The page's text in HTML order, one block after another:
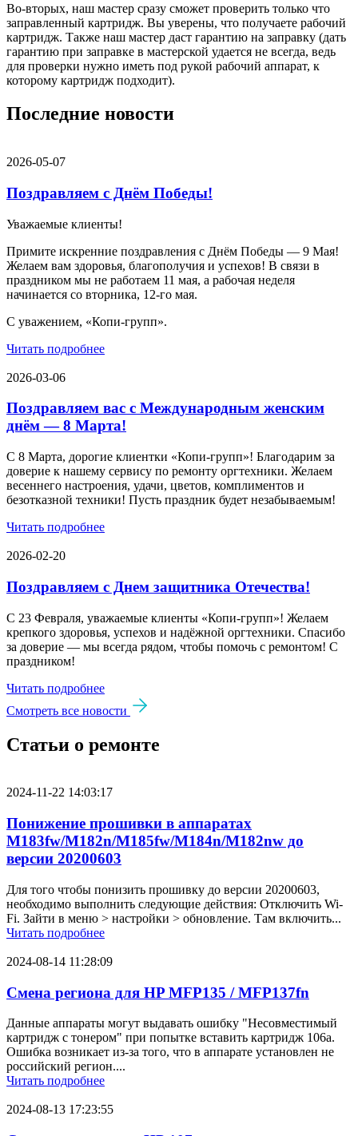
Во-вторых, наш мастер сразу сможет проверить только что
заправленный картридж. Вы уверены, что получаете рабочий
картридж. Также наш мастер даст гарантию на заправку (дать
гарантию при заправке в мастерской удается не всегда, ведь
для проверки нужно иметь под рукой рабочий аппарат, к
которому картридж подходит).
Последние новости
2026-05-07
Поздравляем с Днём Победы!
Уважаемые клиенты!
Примите искренние поздравления с Днём Победы — 9 Мая!
Желаем вам здоровья, благополучия и успехов! В связи в
праздником мы не работаем 11 мая, а рабочая неделя
начинается со вторника, 12-го мая.
С уважением, «Копи-групп».
Читать подробнее
2026-03-06
Поздравляем вас с Международным женским
днём — 8 Марта!
С 8 Марта, дорогие клиентки «Копи‑групп»! Благодарим за
доверие к нашему сервису по ремонту оргтехники. Желаем
весеннего настроения, удачи, цветов, комплиментов и
безотказной техники! Пусть праздник будет незабываемым!
Читать подробнее
2026-02-20
Поздравляем с Днем защитника Отечества!
С 23 Февраля, уважаемые клиенты «Копи‑групп»! Желаем
крепкого здоровья, успехов и надёжной оргтехники. Спасибо
за доверие — мы всегда рядом, чтобы помочь с ремонтом! С
праздником!
Читать подробнее
Смотреть все новости
Статьи о ремонте
2024-11-22 14:03:17
Понижение прошивки в аппаратах
M183fw/M182n/M185fw/M184n/M182nw до
версии 20200603
Для того чтобы понизить прошивку до версии 20200603,
необходимо выполнить следующие действия: Отключить Wi-
Fi. Зайти в меню > настройки > обновление. Там включить...
Читать подробнее
2024-08-14 11:28:09
Смена региона для HP MFP135 / MFP137fn
Данные аппараты могут выдавать ошибку "Несовместимый
картридж с тонером" при попытке вставить картридж 106a.
Ошибка возникает из-за того, что в аппарате установлен не
российский регион....
Читать подробнее
2024-08-13 17:23:55